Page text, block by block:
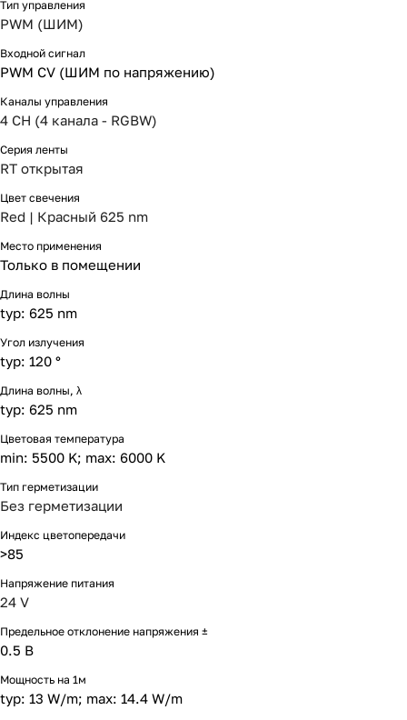
Тип управления
PWM (ШИМ)
Входной сигнал
PWM СV (ШИМ по напряжению)
Каналы управления
4 CH (4 канала - RGBW)
Серия ленты
RT открытая
Цвет свечения
Red | Красный 625 nm
Место применения
Только в помещении
Длина волны
typ: 625 nm
Угол излучения
typ: 120 °
Длина волны, λ
typ: 625 nm
Цветовая температура
min: 5500 K; max: 6000 K
Тип герметизации
Без герметизации
Индекс цветопередачи
>85
Напряжение питания
24 V
Предельное отклонение напряжения ±
0.5 В
Мощность на 1м
typ: 13 W/m; max: 14.4 W/m